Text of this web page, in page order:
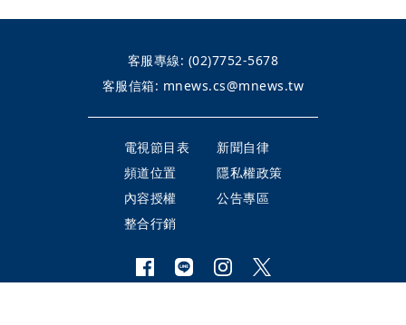
客服專線: (02)7752-5678
客服信箱: mnews.cs@mnews.tw
電視節目表
新聞自律
頻道位置
隱私權政策
內容授權
公告專區
整合行銷